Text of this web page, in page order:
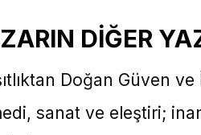
DİĞER
Doğan Güven
sanat ve eleştiri;